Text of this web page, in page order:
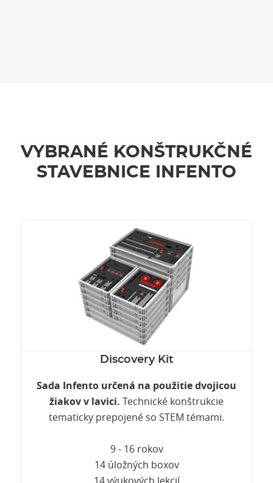
VYBRANÉ KONŠTRUKČNÉ
STAVEBNICE INFENTO
Discovery Kit
Sada Infento určená na použitie dvojicou
žiakov v lavici. Technické konštrukcie
tematicky prepojené so STEM témami.
9 - 16 rokov
14 úložných boxov